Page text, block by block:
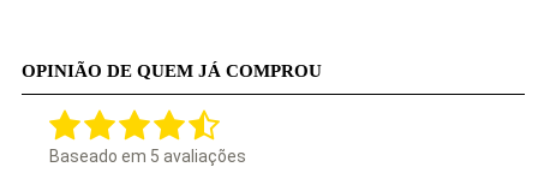
OPINIÃO DE QUEM JÁ COMPROU
Baseado em 5 avaliações